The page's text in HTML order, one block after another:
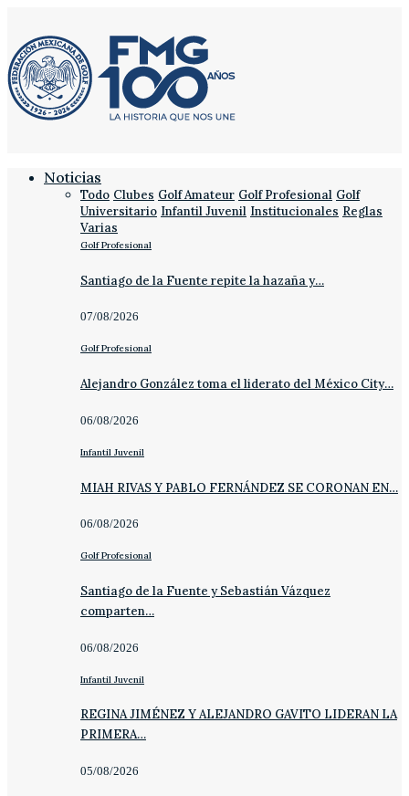
Noticias
Todo Clubes Golf Amateur Golf Profesional Golf
Universitario Infantil Juvenil Institucionales Reglas
Varias
Golf Profesional
Santiago de la Fuente repite la hazaña y…
07/08/2026
Golf Profesional
Alejandro González toma el liderato del México City…
06/08/2026
Infantil Juvenil
MIAH RIVAS Y PABLO FERNÁNDEZ SE CORONAN EN…
06/08/2026
Golf Profesional
Santiago de la Fuente y Sebastián Vázquez
comparten…
06/08/2026
Infantil Juvenil
REGINA JIMÉNEZ Y ALEJANDRO GAVITO LIDERAN LA
PRIMERA…
05/08/2026